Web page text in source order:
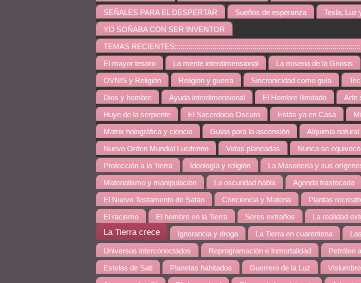
SEÑALES PARA EL DESPERTAR Sueños de esperanza Tesla, Luz
YO SOÑABA CON SER INVENTOR
TEMAS
El mayor tesoro La mente interdimensional La miseria de la Gnosis
OVNIS y Religión Religión y guerra Sincronicidad como guía
Dios y hombre Ayuda interdimensional El Hombre Ilimitado Arte
Huye de la serpiente El Sacerdocio Oscuro Estás ya en Casa
Matrix holográfica y ciencia Guías para la ascensión Alquimia natural
Nuevo Orden Mundial Luciferino Vidas planeadas Nunca se
Protección a la Tierra Ideología y religión La Masonería y sus
Materialismo y manipulación La oscuridad habla Agenda trastocada
El Nuevo Testamento de Satán Conciencia y Materia Plantas
El racismo El hombre en la Tierra Seres extraños La realidad
La Tierra crece Ignorancia y droga La Tierra en cuarentena
Universos interconectados Reprogramación e Inmortalidad Petróleo
Estelas de Sati Planetas habitados Guerrero de la Luz